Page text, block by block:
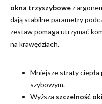
okna trzyszybowez
dają stabilne parametry
zestaw pomaga utrzymać
na krawędziach.
Mniejsze straty ciepła
szybowym.
Wyższa szczelność